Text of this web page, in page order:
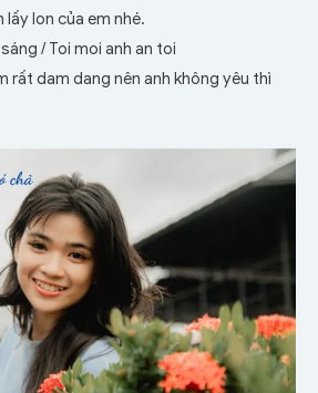
lấy lon của em nhé.
/Toi moi anh an toi
rất dam dang nên anh không yêu thì